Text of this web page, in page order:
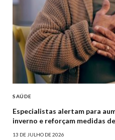
SAÚDE
Especialistas alertam para
inverno e reforçam medidas
13 DE JULHO DE 2026